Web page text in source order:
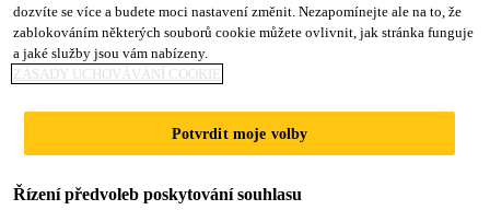
PĚNOVÝ
POLYSTYREN EPS
dozvíte se více a budete moci nastavení změnit. Nezapomínejte ale na to, že
zablokováním některých souborů cookie můžete ovlivnit, jak stránka funguje
a jaké služby jsou vám nabízeny.
ZÁSADY UCHOVÁVÁNÍ COOKIE
Potvrdit moje volby
Řízení předvoleb poskytování souhlasu